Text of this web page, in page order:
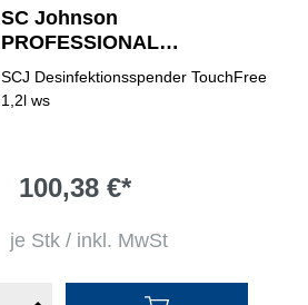
SC Johnson
PROFESSIONAL
Desinfektionsspender
TouchFree
SCJ Desinfektionsspender TouchFree
1,2l ws
100,38 €*
je Stk / inkl. MwSt